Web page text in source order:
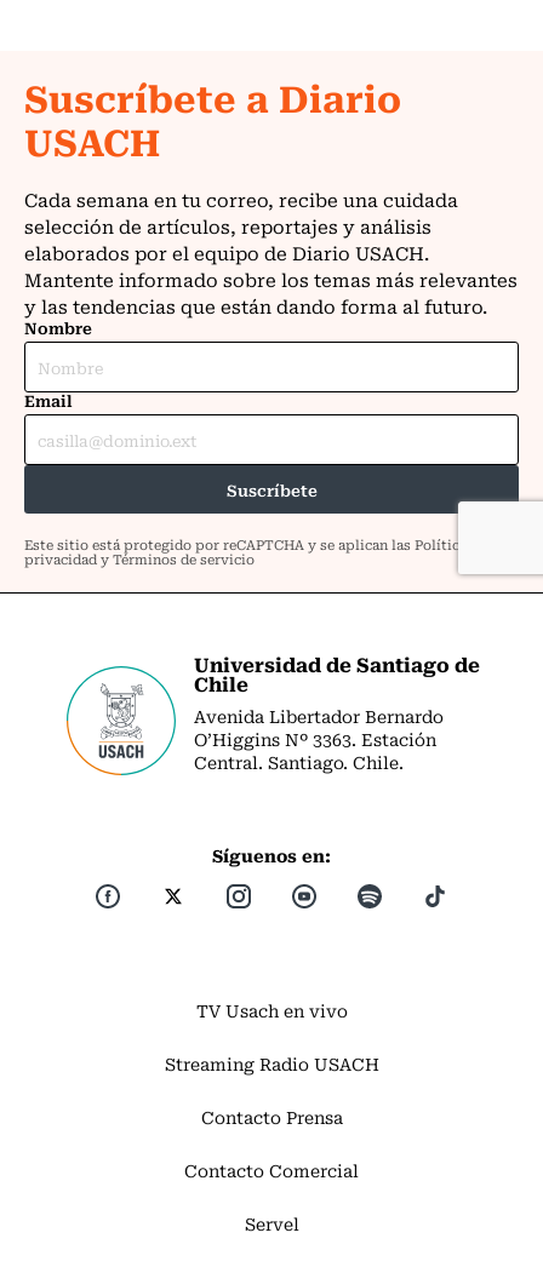
Universidad de Santiago de
Chile
Avenida Libertador Bernardo
O’Higgins Nº 3363. Estación
Central. Santiago. Chile.
Síguenos en:
TV Usach en vivo
Streaming Radio USACH
Contacto Prensa
Contacto Comercial
Servel